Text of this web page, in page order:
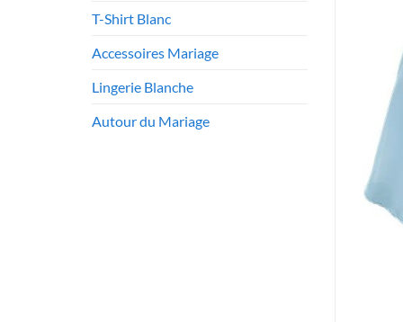
T-Shirt Blanc
Accessoires Mariage
Lingerie Blanche
Autour du Mariage